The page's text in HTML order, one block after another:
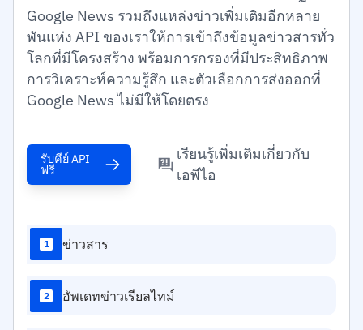
Google News รวมถึงแหล่งข่าวเพิ่มเติมอีกหลาย
พันแห่ง API ของเราให้การเข้าถึงข้อมูลข่าวสารทั่ว
โลกที่มีโครงสร้าง พร้อมการกรองที่มีประสิทธิภาพ
การวิเคราะห์ความรู้สึก และตัวเลือกการส่งออกที่
Google News ไม่มีให้โดยตรง
รับคีย์ API
ฟรี
เรียนรู้เพิ่มเติมเกี่ยวกับ
เอพีไอ
1 ข่าวสาร
2 อัพเดทข่าวเรียลไทม์